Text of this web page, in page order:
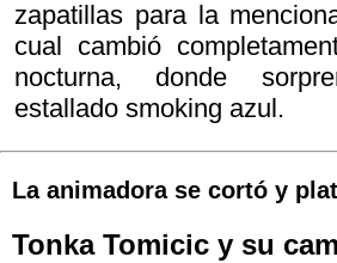
zapatillas para la
cual cambió
nocturna, donde
estallado smoking azul.
La animadora se cortó y
Tonka Tomicic y su